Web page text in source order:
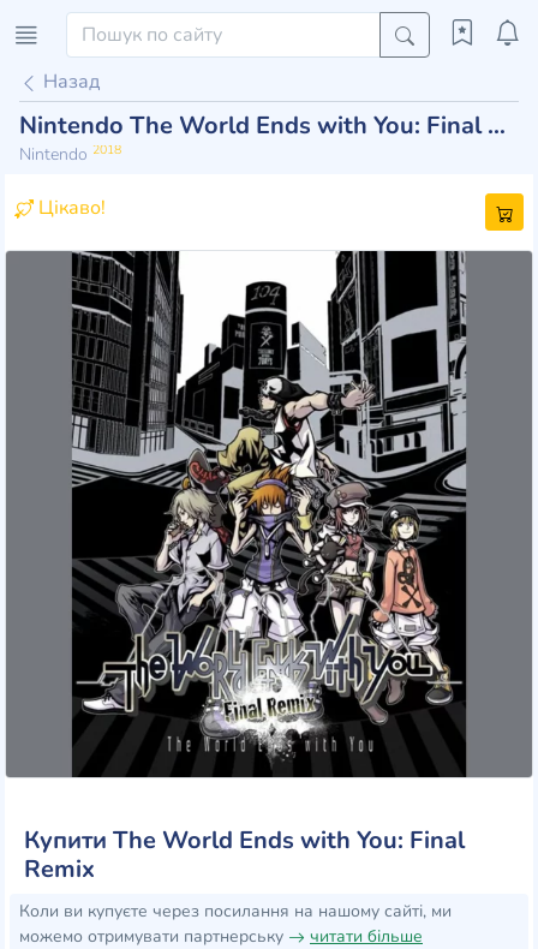
Назад
Nintendo The World Ends with You: Final Remix
Nintendo 2018
Цікаво!
Купити The World Ends with You: Final
Remix
Коли ви купуєте через посилання на нашому сайті, ми
можемо отримувати партнерську
читати більше